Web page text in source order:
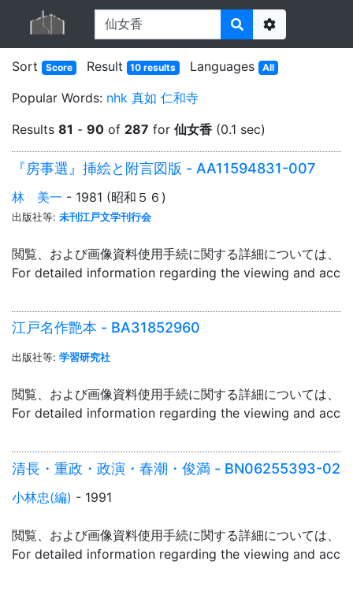
Options
Sort
Score Result 10 results Languages All
Popular Words: nhk 真如 仁和寺
Results 81 - 90 of 287 for 仙女香 (0.1 sec)
『房事選』挿絵と附言図版 - AA11594831-007
林 美一 - 1981 (昭和５６)
出版社等: 未刊江戸文学刊行会
閲覧、および画像資料使用手続に関する詳細については、「
For detailed information regarding the viewing and
江戸名作艶本 - BA31852960
出版社等: 学習研究社
閲覧、および画像資料使用手続に関する詳細については、「
For detailed information regarding the viewing and
清長・重政・政演・春潮・俊満 - BN06255393-02
小林忠(編) - 1991
閲覧、および画像資料使用手続に関する詳細については、「
For detailed information regarding the viewing and